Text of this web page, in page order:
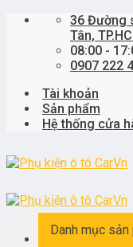
Skip
36 Đường
Tân,
08:00 -
0907 222
Tài khoản
Sản phẩm
Hệ thống cửa
Danh mục sản